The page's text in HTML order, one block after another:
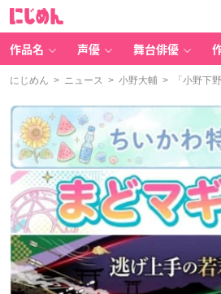
作品名 声優 舞台俳優
にじめん > ニュース > 小野大輔 > 「小野下